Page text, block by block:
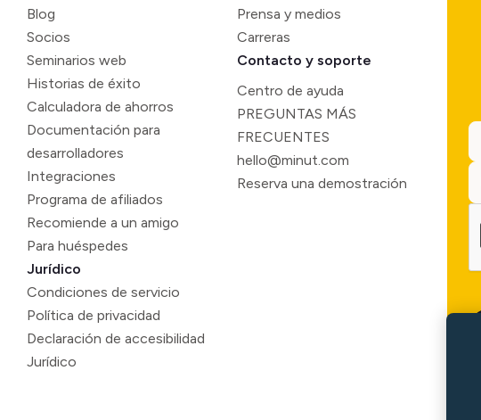
Blog
Socios
Seminarios web
Historias de éxito
Calculadora de ahorros
Documentación para
desarrolladores
Integraciones
Programa de afiliados
Recomiende a un amigo
Para huéspedes
Jurídico
Condiciones de servicio
Política de privacidad
Declaración de accesibilidad
Jurídico
Prensa y medios
Carreras
Contacto y soporte
Centro de ayuda
PREGUNTAS MÁS
FRECUENTES
hello@minut.com
Reserva una demostración